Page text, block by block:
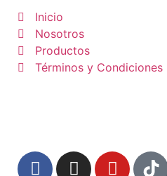
Inicio
Nosotros
Productos
Términos y Condiciones